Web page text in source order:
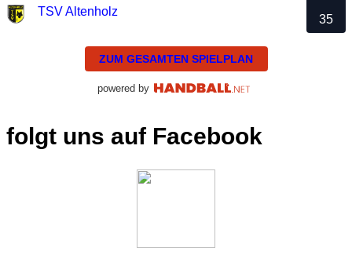
TSV Altenholz
35
ZUM GESAMTEN SPIELPLAN
powered by
folgt uns auf Facebook